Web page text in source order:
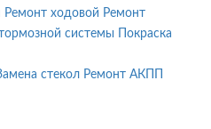
Ремонт ходовой Ремонт
системы
Покраска
стекол Ремонт АКПП